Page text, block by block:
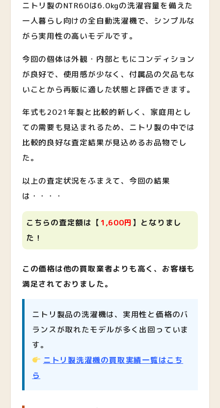
ニトリ製のNTR60は6.0kgの洗濯容量を備えた
一人暮らし向けの全自動洗濯機で、シンプルな
がら実用性の高いモデルです。
今回の個体は外観・内部ともにコンディション
が良好で、使用感が少なく、付属品の欠品もな
いことから再販に適した状態と評価できます。
年式も2021年製と比較的新しく、家庭用とし
ての需要も見込まれるため、ニトリ製の中では
比較的良好な査定結果が見込めるお品物でし
た。
以上の査定状況をふまえて、今回の結果
は・・・・
こちらの査定額は【 1,600円 】となりまし
た！
この価格は他の買取業者よりも高く、お客様も
満足されておりました。
ニトリ製品の洗濯機は、実用性と価格のバ
ランスが取れたモデルが多く出回っていま
す。
ニトリ製洗濯機の買取実績一覧はこち
ら